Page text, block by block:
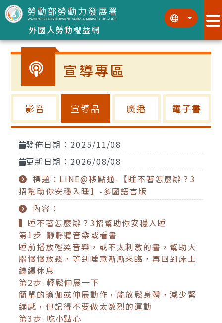
跳到主要內容區塊
外國人勞動權益網
::: :::
宣導專區
影音 宣導品 廣播 電子書
發佈日期：2025/11/08
更新日期：2026/08/08
標題：LINE@移點通-【睡不著怎麼辦？3
招幫助你安穩入睡】-多國語言版
內容：
▍睡不著怎麼辦？3招幫助你安穩入睡
第1步 靜靜聽音樂或看書
睡前播放輕柔音樂，或不太刺激的書，幫助大
腦慢慢放鬆，等到睡意漸漸來臨，再回到床上
繼續休息
第2步 輕鬆伸展一下
簡單的瑜伽或伸展動作，能放鬆身體，減少緊
繃感，但記得不要做太激烈的運動
第3步 吃小點心